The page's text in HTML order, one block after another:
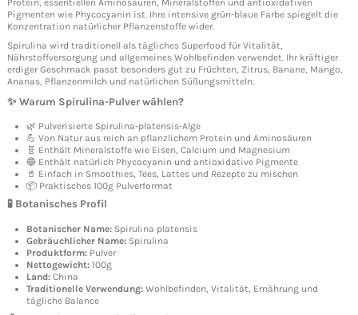
Protein, essentiellen Aminosäuren, Mineralstoffen und antioxidativen
Pigmenten wie Phycocyanin ist. Ihre intensive grün-blaue Farbe spiegelt die
Konzentration natürlicher Pflanzenstoffe wider.
Spirulina wird traditionell als tägliches Superfood für Vitalität,
Nährstoffversorgung und allgemeines Wohlbefinden verwendet. Ihr kräftiger
erdiger Geschmack passt besonders gut zu Früchten, Zitrus, Banane, Mango,
Ananas, Pflanzenmilch und natürlichen Süßungsmitteln.
✨ Warum Spirulina-Pulver wählen?
🌿 Pulverisierte Spirulina-platensis-Alge
💪 Von Natur aus reich an pflanzlichem Protein und Aminosäuren
🧬 Enthält Mineralstoffe wie Eisen, Calcium und Magnesium
🔵 Enthält natürlich Phycocyanin und antioxidative Pigmente
🥤 Einfach in Smoothies, Tees, Lattes und Rezepte zu mischen
📦 Praktisches 100g Pulverformat
🧪 Botanisches Profil
Botanischer Name: Spirulina platensis
Gebräuchlicher Name: Spirulina
Produktform: Pulver
Nettogewicht: 100g
Land: China
Traditionelle Verwendung: Wohlbefinden, Vitalität, Ernährung und
tägliche Balance